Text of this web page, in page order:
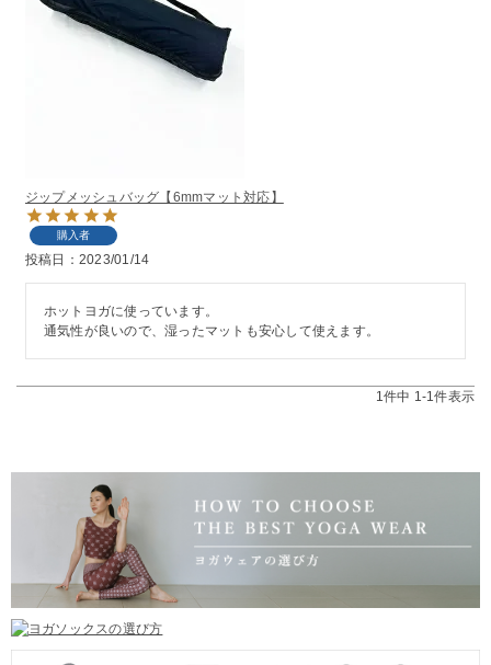
ジップメッシュバッグ【6mmマット対応】
購入者
投稿日 2023/01/14
ホットヨガに使っています。
通気性が良いので、湿ったマットも安心して使えます。
1件中 1-1件表示